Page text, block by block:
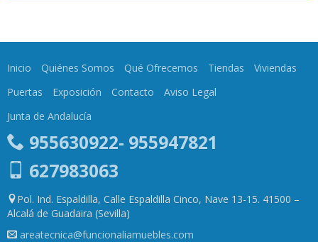
Inicio Quiénes Somos Qué Ofrecemos Tiendas
Viviendas
Puertas
Exposición Contacto
Aviso Legal
Junta de Andalucía
955630922- 955947821
627983063
Pol. Ind. Espaldilla, Calle Espaldilla Cinco, Nave 13-15. 41500 –
Alcalá de Guadaira (Sevilla)
areatecnica@funcionaliamuebles.com